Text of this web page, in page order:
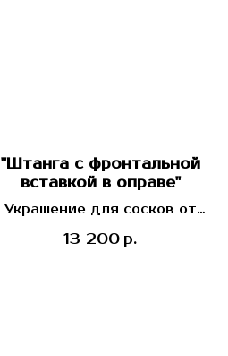
"Штанга с фронтальной
вставкой в оправе"
Украшение для сосков от
13 200 р.